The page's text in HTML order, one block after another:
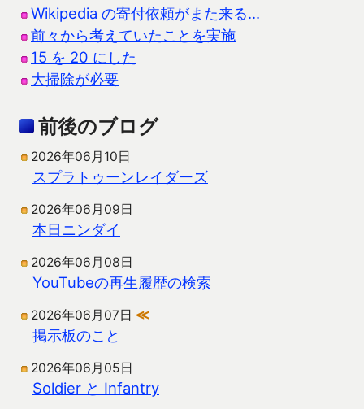
Wikipedia の寄付依頼がまた来る…
前々から考えていたことを実施
15 を 20 にした
大掃除が必要
前後のブログ
2026年06月10日
スプラトゥーンレイダーズ
2026年06月09日
本日ニンダイ
2026年06月08日
YouTubeの再生履歴の検索
2026年06月07日 ≪
掲示板のこと
2026年06月05日
Soldier と Infantry